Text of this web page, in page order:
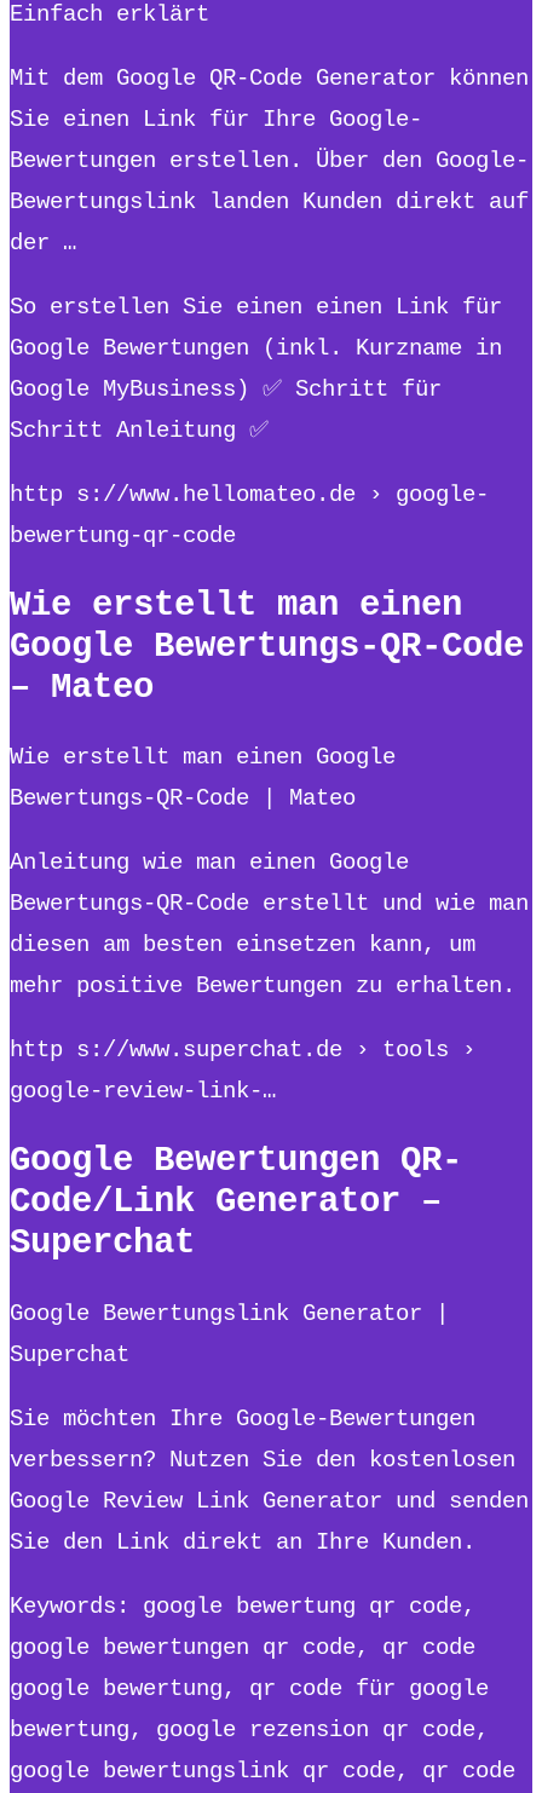
Einfach erklärt
Mit dem Google QR-Code Generator können
Sie einen Link für Ihre Google-
Bewertungen erstellen. Über den Google-
Bewertungslink landen Kunden direkt auf
der …
So erstellen Sie einen einen Link für
Google Bewertungen (inkl. Kurzname in
Google MyBusiness) ✅ Schritt für
Schritt Anleitung ✅
http s://www.hellomateo.de › google-
bewertung-qr-code
Wie erstellt man einen
Google Bewertungs-QR-Code
– Mateo
Wie erstellt man einen Google
Bewertungs-QR-Code | Mateo
Anleitung wie man einen Google
Bewertungs-QR-Code erstellt und wie man
diesen am besten einsetzen kann, um
mehr positive Bewertungen zu erhalten.
http s://www.superchat.de › tools ›
google-review-link-…
Google Bewertungen QR-
Code/Link Generator –
Superchat
Google Bewertungslink Generator |
Superchat
Sie möchten Ihre Google-Bewertungen
verbessern? Nutzen Sie den kostenlosen
Google Review Link Generator und senden
Sie den Link direkt an Ihre Kunden.
Keywords: google bewertung qr code,
google bewertungen qr code, qr code
google bewertung, qr code für google
bewertung, google rezension qr code,
google bewertungslink qr code, qr code